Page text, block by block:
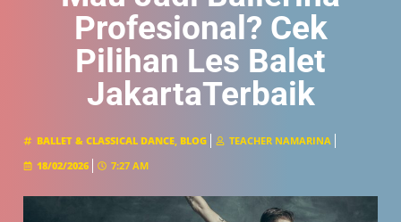
Profesional? Cek
Pilihan Les Balet
JakartaTerbaik
BALLET & CLASSICAL DANCE, BLOG
TEACHER NAMARINA
18/02/2026
7:27 AM